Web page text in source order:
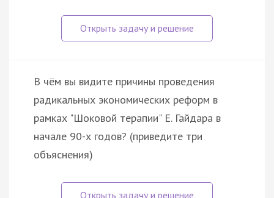
В чём вы видите причины проведения
радикальных экономических реформ в
рамках "Шоковой терапии" Е. Гайдара в
начале 90-х годов? (приведите три
объяснения)